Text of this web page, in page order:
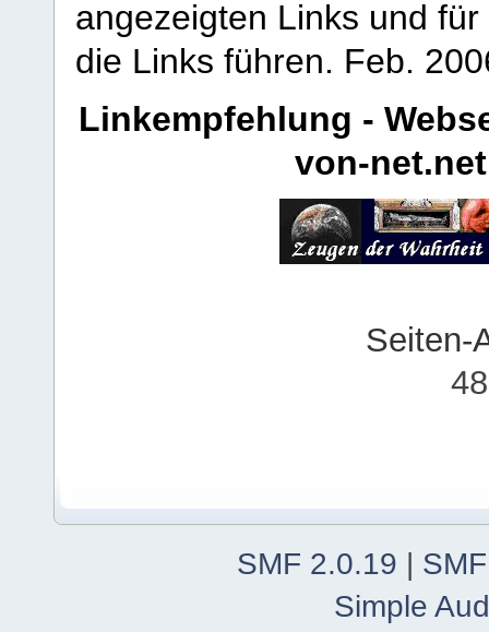
angezeigten Links und
die Links führen. Feb.
Linkempfehlung -
von-net.net
Seiten-
SMF 2.0.19
Simple